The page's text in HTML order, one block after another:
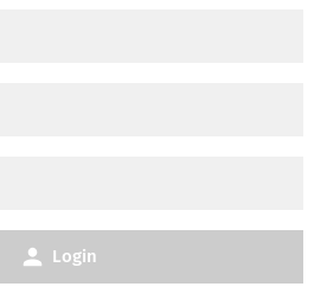
Login